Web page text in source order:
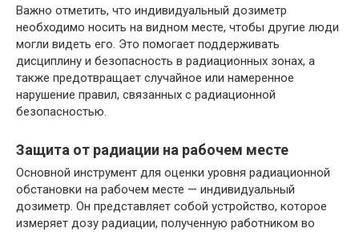
Важно отметить, что индивидуальный дозиметр
необходимо носить на видном месте, чтобы другие люди
могли видеть его. Это помогает поддерживать
дисциплину и безопасность в радиационных зонах, а
также предотвращает случайное или намеренное
нарушение правил, связанных с радиационной
безопасностью.
Защита от радиации на рабочем месте
Основной инструмент для оценки уровня радиационной
обстановки на рабочем месте — индивидуальный
дозиметр. Он представляет собой устройство, которое
измеряет дозу радиации, полученную работником во